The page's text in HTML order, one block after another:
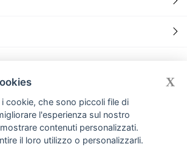
policy CREDITS: Devmiup.it|Gomma siliconica
e per calchi|Gomma poliuretanica per cemento
stampi e silicone per calchi Cemento GFRC
poliuretaniche|Gessi per stampi e manufatti
cookie, che sono piccoli file di
l'esperienza sul nostro
contenuti personalizzati.
il loro utilizzo o personalizzarli.
X